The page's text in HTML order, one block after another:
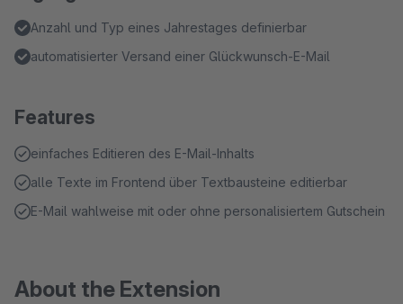
Anzahl und Typ eines Jahrestages definierbar
automatisierter Versand einer Glückwunsch-E-Mail
Features
einfaches Editieren des E-Mail-Inhalts
alle Texte im Frontend über Textbausteine editierbar
E-Mail wahlweise mit oder ohne personalisiertem Gutschein
About the Extension